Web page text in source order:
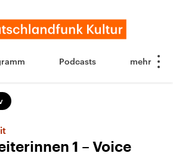
Podcasts
1 – Voice